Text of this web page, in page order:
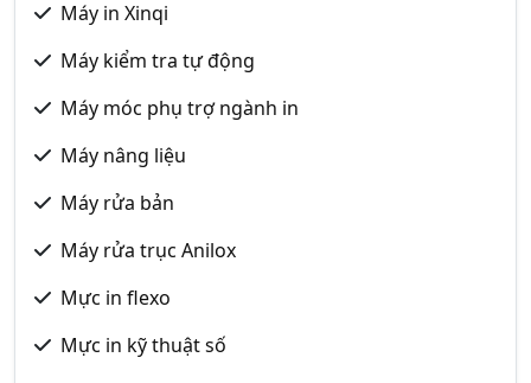
Máy in Xinqi
Máy kiểm tra tự động
Máy móc phụ trợ ngành in
Máy nâng liệu
Máy rửa bản
Máy rửa trục Anilox
Mực in flexo
Mực in kỹ thuật số